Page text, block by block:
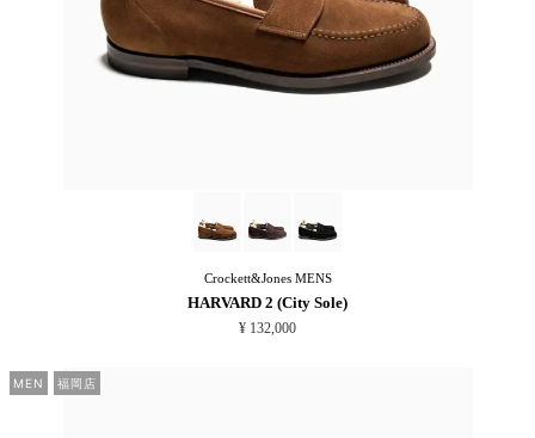
Crockett&JonesMENS
HARVARD 2 (City Sole)
¥ 132,000
MEN 福岡店